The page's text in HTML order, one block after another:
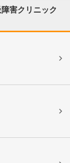
害クリニック